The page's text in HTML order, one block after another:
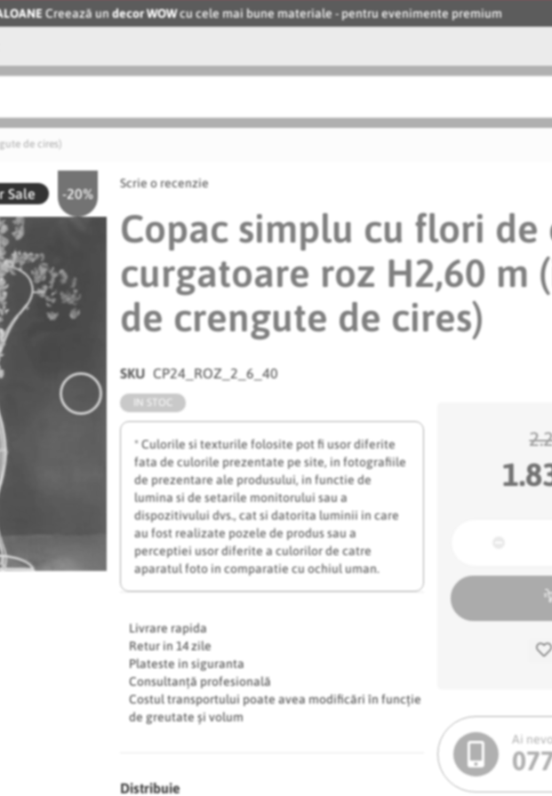
Creează undecor WOWcu cele mai bune materiale - pentru evenimente premium
de cires)
-20%
Sale
Scrie o recenzie
Copac simplu cu flori de
curgatoare roz H2,60 m
de crengute de cires)
SKU CP24_ROZ_2_6_40
* Culorile si texturile folosite pot fi usor diferite
fata de culorile prezentate pe site, in fotografiile
de prezentare ale produsului, in functie de
lumina si de setarile monitorului sau a
dispozitivului dvs., cat si datorita luminii in care
au fost realizate pozele de produs sau a
perceptiei usor diferite a culorilor de catre
aparatul foto in comparatie cu ochiul uman.
Livrare rapida
Retur in 14 zile
Plateste in siguranta
Consultanță profesională
Costul transportului poate avea modificări în funcție
de greutate și volum
Distribuie
Ai